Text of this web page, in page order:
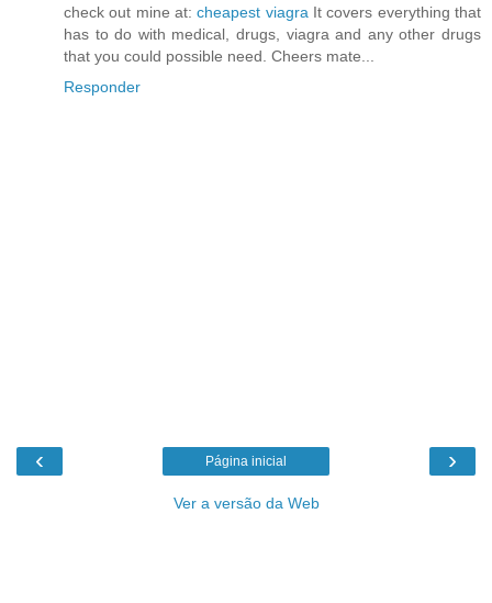
check out mine at:cheapest viagra It covers everything that
has to do with medical, drugs, viagra and any other drugs
that you could possible need. Cheers mate...
Responder
‹ ›
Página inicial
Ver a versão da Web